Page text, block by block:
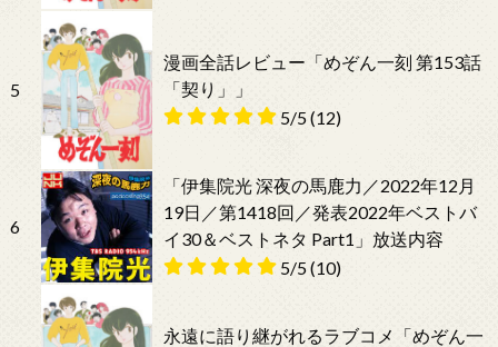
5
漫画全話レビュー「めぞん一刻 第153話
「契り」」
5/5(12)
6
「伊集院光 深夜の馬鹿力／2022年12月
19日／第1418回／発表2022年ベストバ
イ30＆ベストネタ Part1」放送内容
5/5(10)
永遠に語り継がれるラブコメ「めぞん一